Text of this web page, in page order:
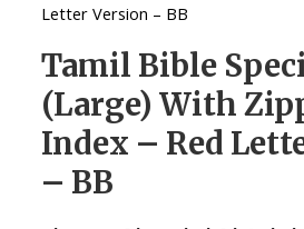
Letter Version – BB
Tamil Bible
(Large) With
Index – Red
– BB